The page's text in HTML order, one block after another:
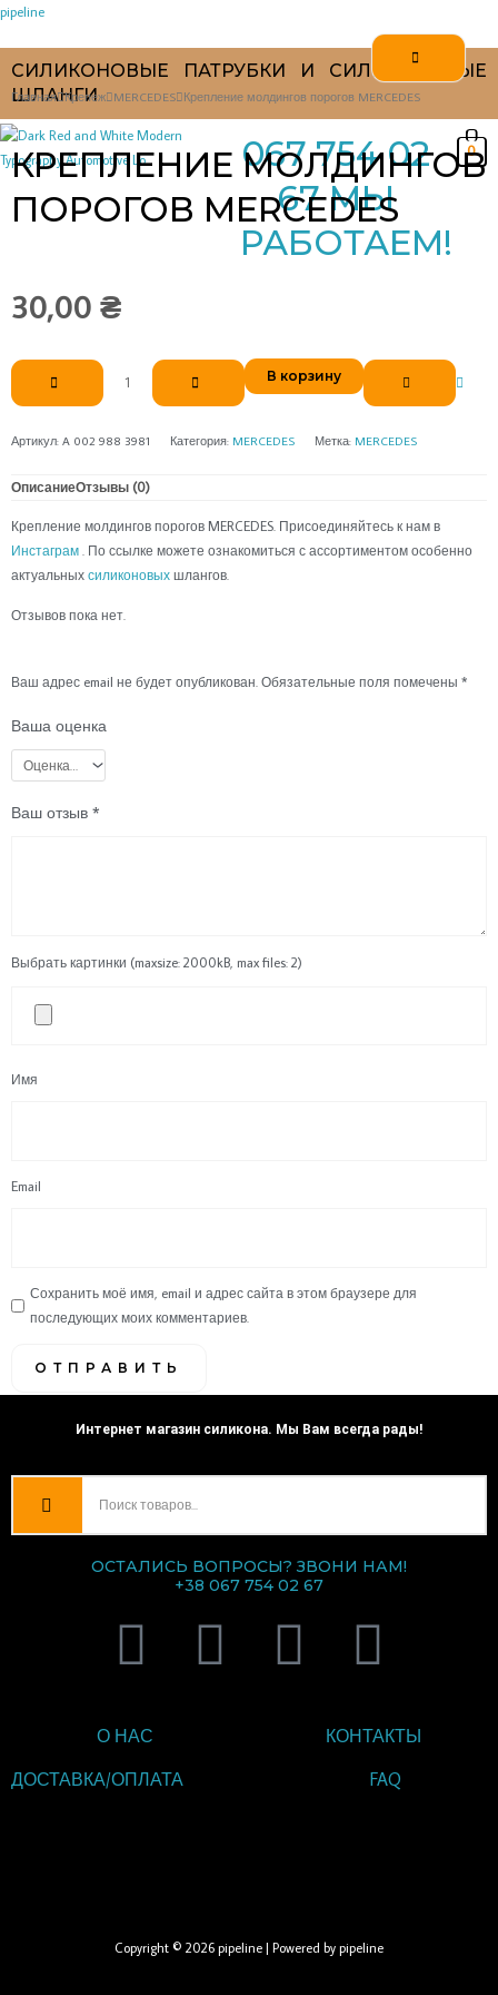
Перейти
содержимому
pipeline
СИЛИКОНОВЫЕ ПАТРУБКИ И СИЛИКОНОВЫЕ
ШЛАНГИ
067 754 02
67 МЫ
РАБОТАЕМ!
0
Главная Крепеж MERCEDES Крепление молдингов порогов MERCEDES
КРЕПЛЕНИЕ МОЛДИНГОВ
ПОРОГОВ MERCEDES
30,00 ₴
Количество
товара
молдингов
MERCEDES
В корзину
Артикул: A 002 988 3981 Категория: MERCEDES Метка: MERCEDES
ОписаниеОтзывы (0)
Крепление молдингов порогов MERCEDES. Присоединяйтесь к нам в
Инстаграм . По ссылке можете ознакомиться с ассортиментом особенно
актуальных силиконовых шлангов.
Отзывов пока нет.
Ваш адрес email не будет опубликован. Обязательные поля помечены *
Ваша оценка
Ваш отзыв *
Выбрать картинки (maxsize: 2000kB, max files: 2)
Имя
Email
Сохранить моё имя, email и адрес сайта в этом браузере для
последующих моих комментариев.
Интернет магазин силикона. Мы Вам всегда рады!
ОСТАЛИСЬ ВОПРОСЫ? ЗВОНИ НАМ!
+38 067 754 02 67
V
b
T
a
I F
c
О НАС
КОНТАКТЫ
ДОСТАВКА/ОПЛАТА
FAQ
Copyright © 2026 pipeline | Powered by pipeline